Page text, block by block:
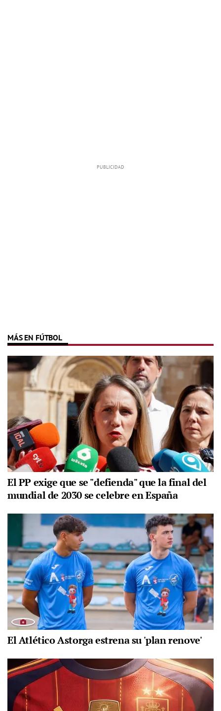
MÁS EN FÚTBOL
El PP exige que se "defienda" que la final del
mundial de 2030 se celebre en España
El Atlético Astorga estrena su 'plan renove'